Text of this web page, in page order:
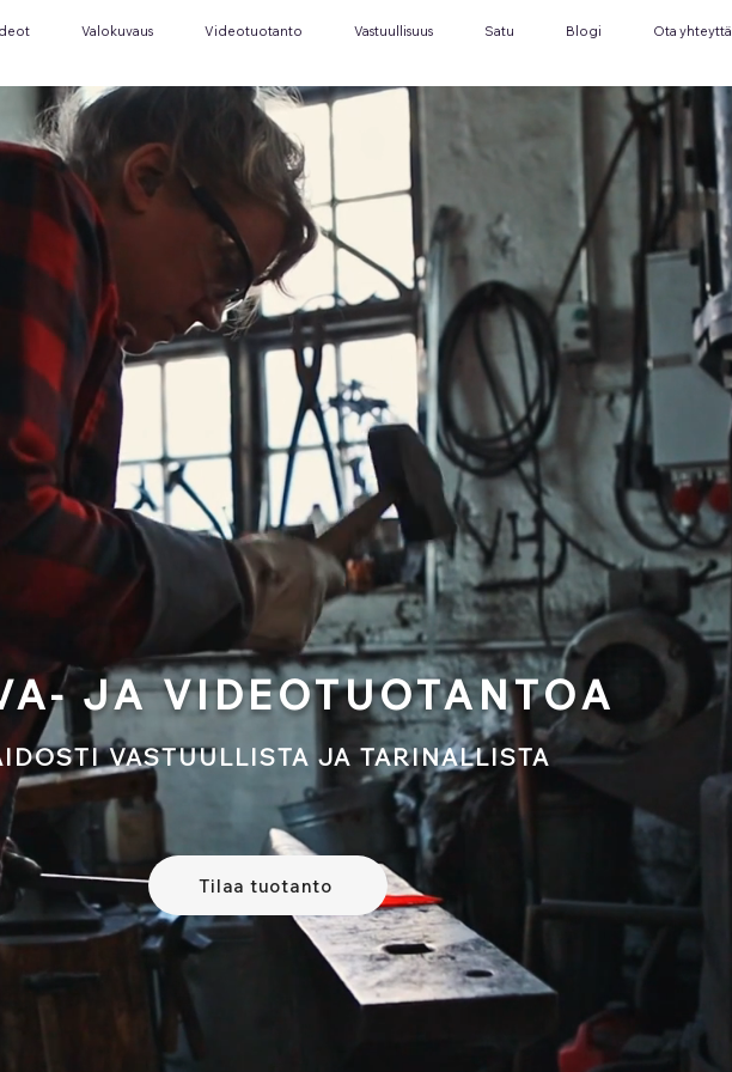
Valokuvaus Videotuotanto Vastuullisuus Satu Blogi Ota yhteyttä
JA VIDEOTUOTANTOA
VASTUULLISTA JA TARINALLISTA
Tilaa tuotanto